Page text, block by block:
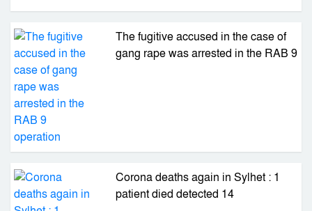
The fugitive accused in the case of
gang rape was arrested in the RAB 9
Corona deaths again in Sylhet : 1
patient died detected 14